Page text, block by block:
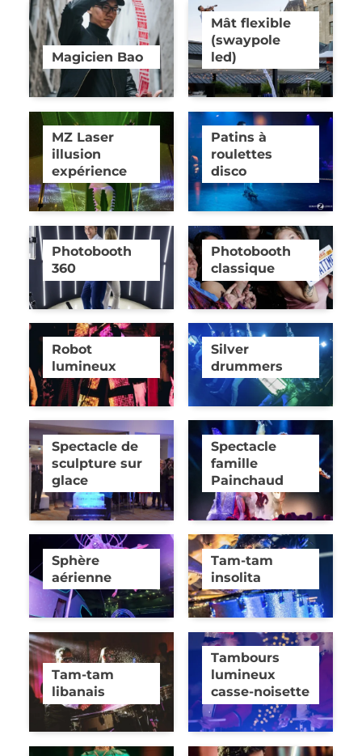
Magicien Bao
Mât flexible
(swaypole
led)
MZ Laser
illusion
expérience
Patins à
roulettes
disco
Photobooth
360
Photobooth
classique
Robot
lumineux
Silver
drummers
Spectacle de
sculpture sur
glace
Spectacle
famille
Painchaud
Sphère
aérienne
Tam-tam
insolita
Tam-tam
libanais
Tambours
lumineux
casse-noisette